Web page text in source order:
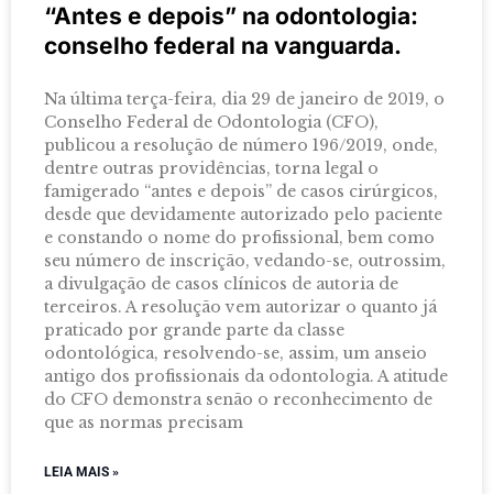
“Antes e depois” na odontologia:
conselho federal na vanguarda.
Na última terça-feira, dia 29 de janeiro de 2019, o
Conselho Federal de Odontologia (CFO),
publicou a resolução de número 196/2019, onde,
dentre outras providências, torna legal o
famigerado “antes e depois” de casos cirúrgicos,
desde que devidamente autorizado pelo paciente
e constando o nome do profissional, bem como
seu número de inscrição, vedando-se, outrossim,
a divulgação de casos clínicos de autoria de
terceiros. A resolução vem autorizar o quanto já
praticado por grande parte da classe
odontológica, resolvendo-se, assim, um anseio
antigo dos profissionais da odontologia. A atitude
do CFO demonstra senão o reconhecimento de
que as normas precisam
LEIA MAIS »